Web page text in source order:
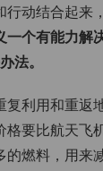
行动结合起来
一个有能力解
法。
复利用和重返
要比航天飞
的燃料，用来